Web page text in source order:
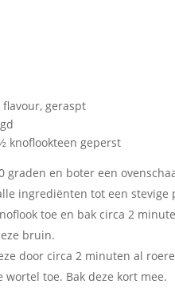
flavour, geraspt
knoflookteen geperst
graden en boter een
ingrediënten tot een stevige
toe en bak circa 2
bruin.
door circa 2 minuten al
toe. Bak deze kort mee.